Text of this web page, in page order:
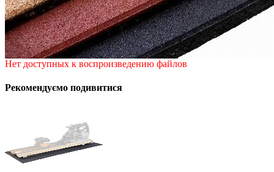
Нет доступных к воспроизведению файлов
Рекомендуємо подивитися